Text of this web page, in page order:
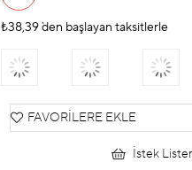
İndirim
₺38,39`den başlayan taksitlerle
FAVORILERE EKLE
İstek